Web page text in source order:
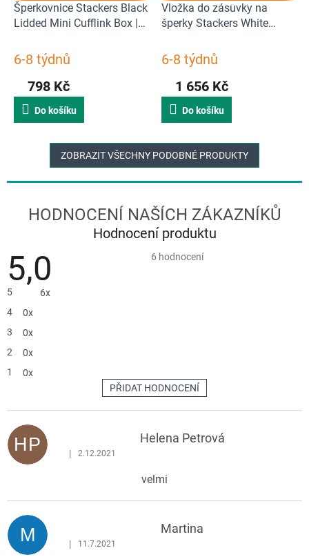
Šperkovnice Stackers Black
Lidded Mini Cufflink Box |
6-8 týdnů
798 Kč
Do košíku
Vložka do zásuvky na
šperky Stackers White
6-8 týdnů
1 656 Kč
Do košíku
ZOBRAZIT VŠECHNY PODOBNÉ PRODUKTY
Hodnocení produktu
5,0
Průměrné
6 hodnocení
5
6x
4
0x
3
0x
2
0x
1
0x
PŘIDAT HODNOCENÍ
p
i
o
d
n
o
HP Helena Petrová
Hodnocení produktu je 5 z 5 hvězdiček.
| 2.12.2021
velmi
M Martina
Hodnocení produktu je 5 z 5 hvězdiček.
| 11.7.2021